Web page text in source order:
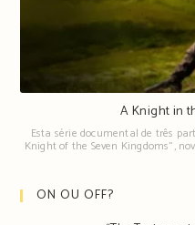
A Knight in
Esta série documental de três
Knight of the Seven Kingdoms",
ON OU OFF?